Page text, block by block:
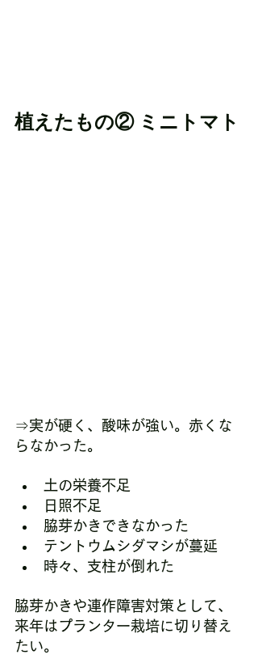
植えたもの② ミニトマト
⇒実が硬く、酸味が強い。赤くな
らなかった。
土の栄養不足
日照不足
脇芽かきできなかった
テントウムシダマシが蔓延
時々、支柱が倒れた
脇芽かきや連作障害対策として、
来年はプランター栽培に切り替え
たい。